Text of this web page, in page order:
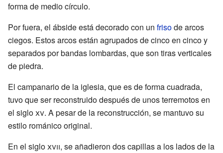
forma de medio círculo.
Por fuera, el ábside está decorado con un frisode arcos
ciegos. Estos arcos están agrupados de cinco en cinco y
separados por bandas lombardas, que son tiras verticales
de piedra.
El campanario de la iglesia, que es de forma cuadrada,
tuvo que ser reconstruido después de unos terremotos en
el sigloxv. A pesar de la reconstrucción, se mantuvo su
estilo románico original.
En el sigloxvii, se añadieron dos capillas a los lados de la